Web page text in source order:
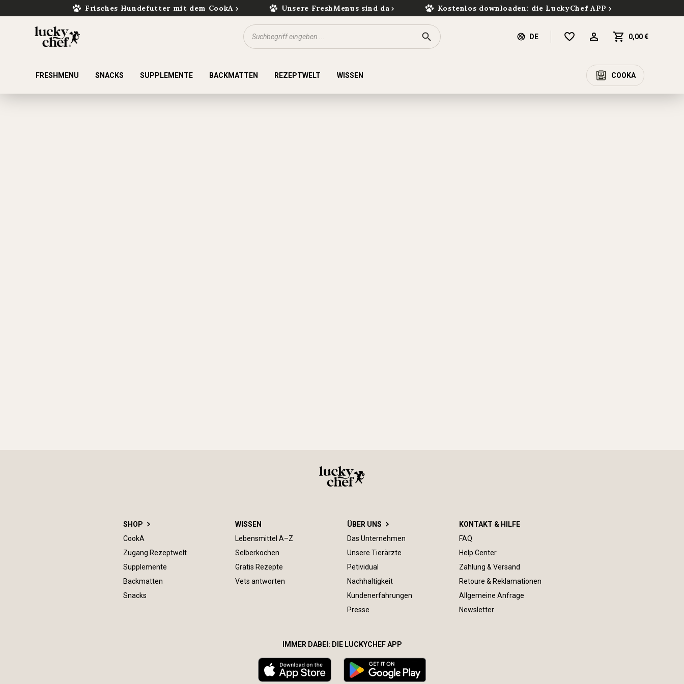
Frisches Hundefutter mit dem CookA Unsere FreshMenus sind da Kostenlos downloaden: die LuckyChef APP
DE 0,00 €
FRESHMENU SNACKS SUPPLEMENTE BACKMATTEN REZEPTWELT COOKA
WISSEN
SHOP
CookA
Zugang Rezeptwelt
Supplemente
Backmatten
Snacks
WISSEN
Lebensmittel A–Z
Selberkochen
Gratis Rezepte
Vets antworten
ÜBER UNS
Das Unternehmen
Unsere Tierärzte
Petividual
Nachhaltigkeit
Kundenerfahrungen
Presse
KONTAKT & HILFE
FAQ
Help Center
Zahlung & Versand
Retoure & Reklamationen
Allgemeine Anfrage
Newsletter
IMMER DABEI: DIE LUCKYCHEF APP